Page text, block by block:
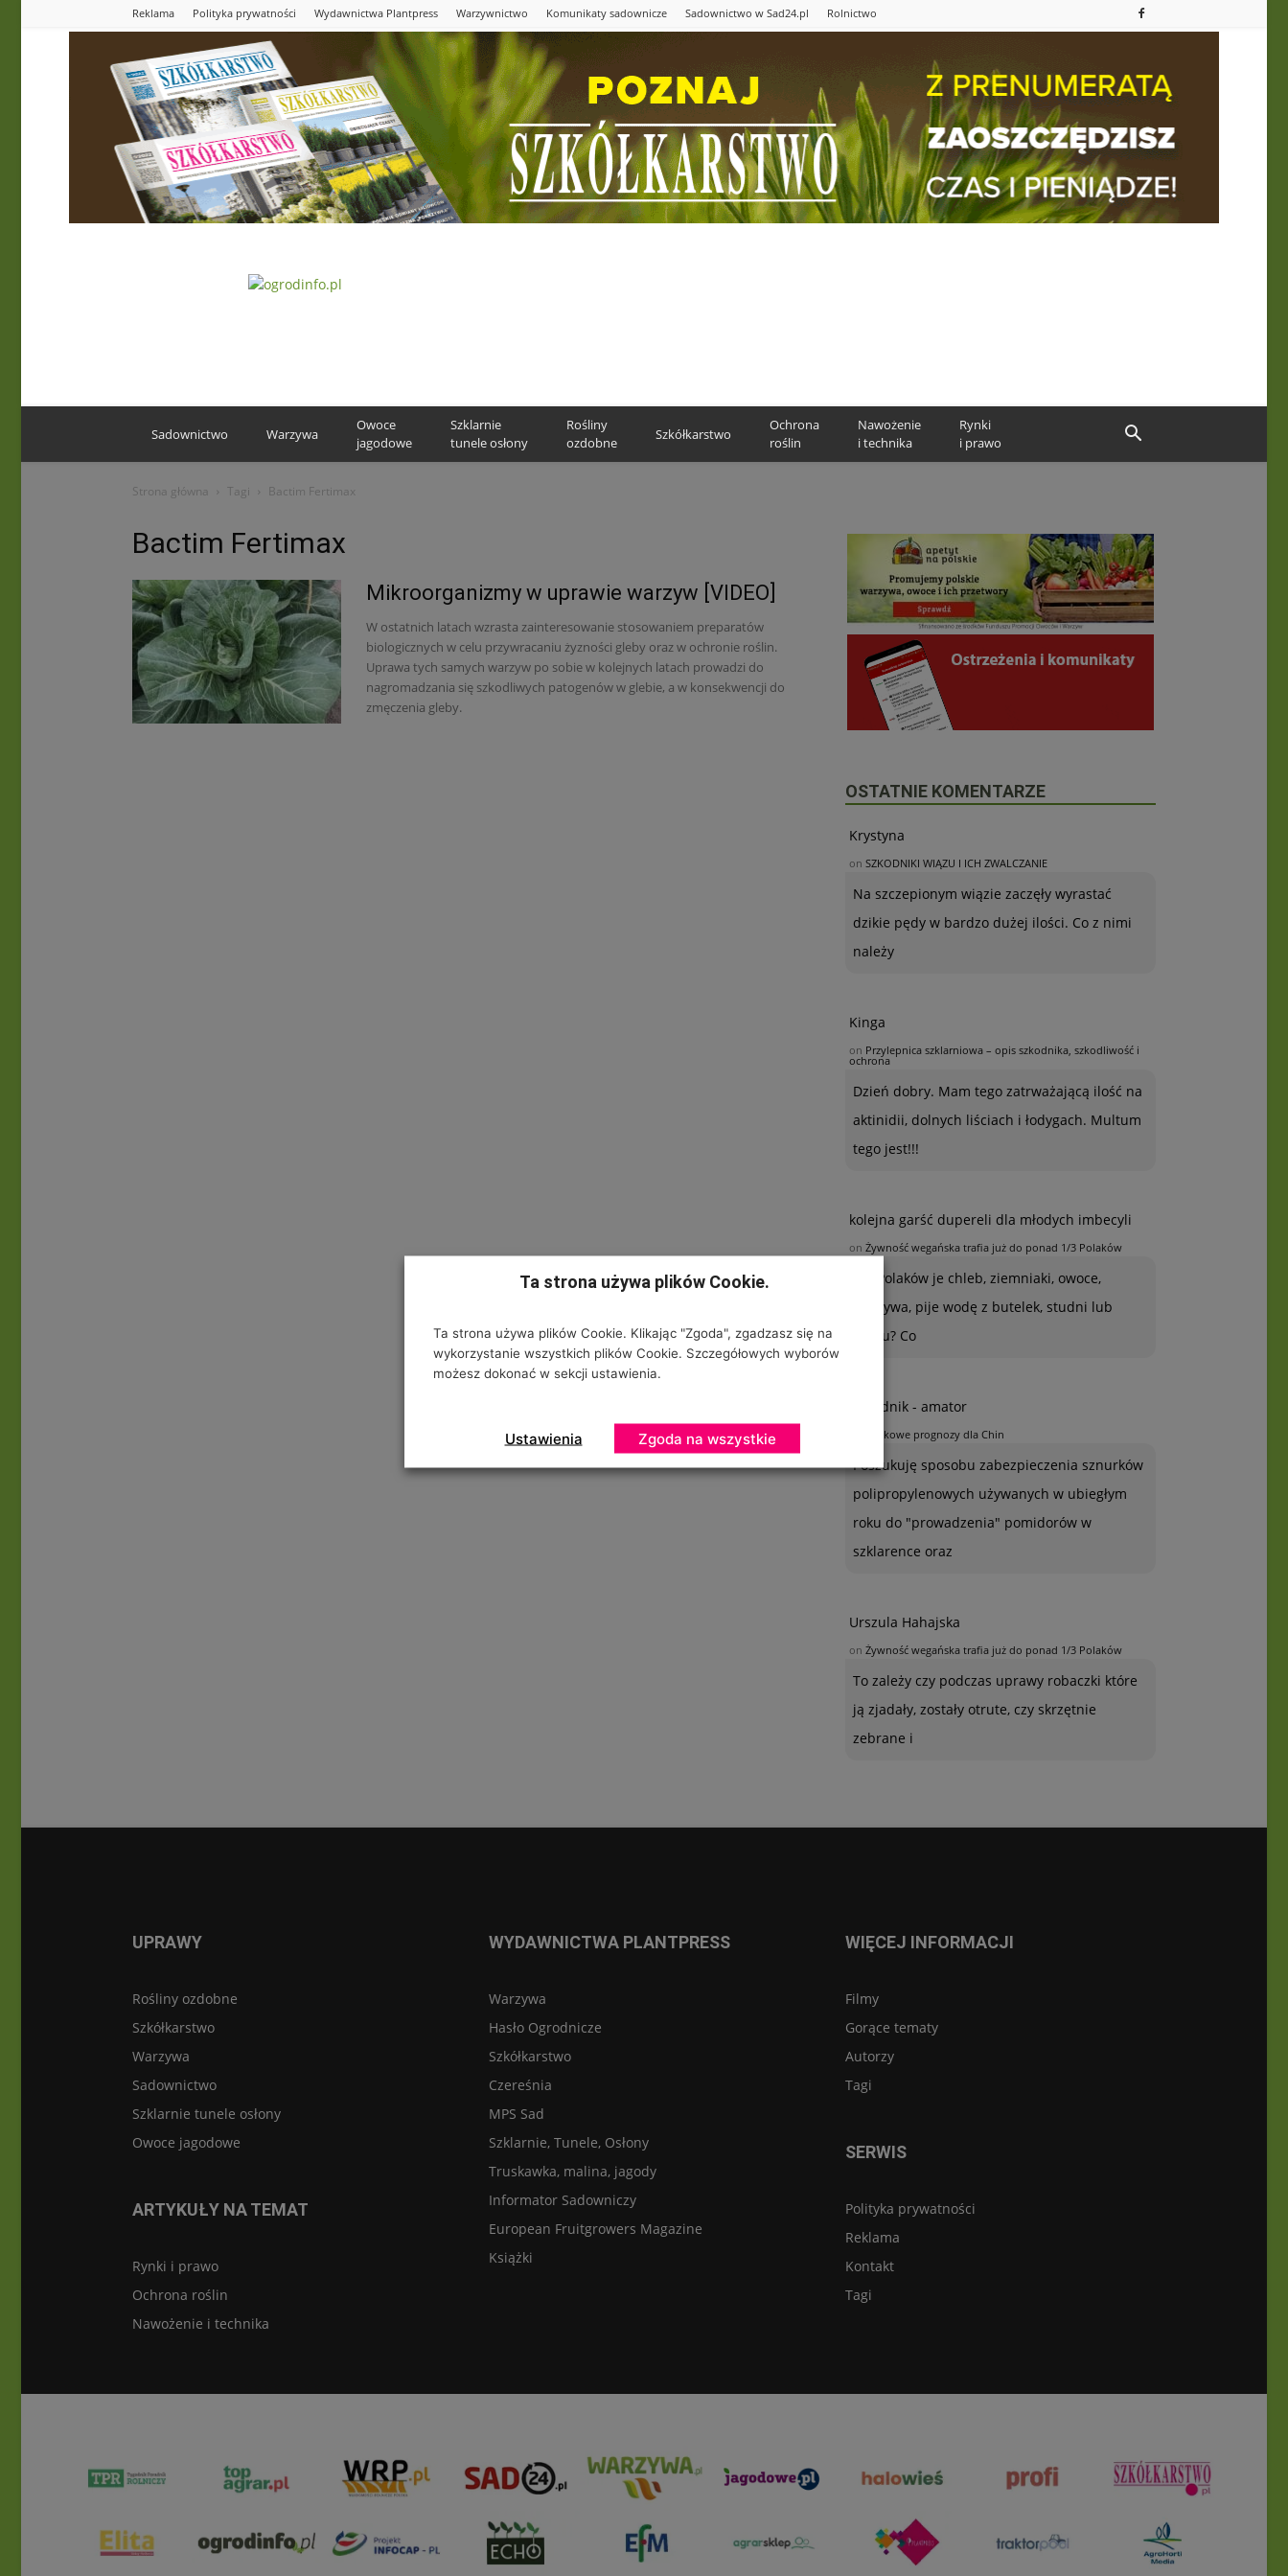
Reklama Polityka prywatności Wydawnictwa Plantpress Warzywnictwo Komunikaty sadownicze Sadownictwo w Sad24.pl Rolnictwo
Sadownictwo Warzywa
Owoce
jagodowe
Szklarnie
tunele osłony
Rośliny
ozdobne
Szkółkarstwo
Ochrona
roślin
Nawożenie
i technika
Rynki
i prawo
Strona główna Tagi Bactim Fertimax
Bactim Fertimax
Mikroorganizmy w uprawie warzyw [VIDEO]
W ostatnich latach wzrasta zainteresowanie stosowaniem preparatów
biologicznych w celu przywracaniu żyzności gleby oraz w ochronie roślin.
Uprawa tych samych warzyw po sobie w kolejnych latach prowadzi do
nagromadzania się szkodliwych patogenów w glebie, a w konsekwencji do
zmęczenia gleby.
OSTATNIE KOMENTARZE
Krystyna
on SZKODNIKI WIĄZU I ICH ZWALCZANIE
Na szczepionym wiązie zaczęły wyrastać
dzikie pędy w bardzo dużej ilości. Co z nimi
należy
Kinga
on Przylepnica szklarniowa – opis szkodnika, szkodliwość i
ochrona
Dzień dobry. Mam tego zatrważającą ilość na
aktinidii, dolnych liściach i łodygach. Multum
tego jest!!!
kolejna garść dupereli dla młodych imbecyli
on Żywność wegańska trafia już do ponad 1/3 Polaków
1/3 Polaków je chleb, ziemniaki, owoce,
warzywa, pije wodę z butelek, studni lub
kranu? Co
Ogrodnik - amator
Jabłkowe prognozy dla Chin
Poszukuję sposobu zabezpieczenia sznurków
polipropylenowych używanych w ubiegłym
roku do "prowadzenia" pomidorów w
szklarence oraz
Urszula Hahajska
on Żywność wegańska trafia już do ponad 1/3 Polaków
To zależy czy podczas uprawy robaczki które
ją zjadały, zostały otrute, czy skrzętnie
zebrane i
UPRAWY
Rośliny ozdobne
Szkółkarstwo
Warzywa
Sadownictwo
Szklarnie tunele osłony
Owoce jagodowe
ARTYKUŁY NA TEMAT
Rynki i prawo
Ochrona roślin
Nawożenie i technika
WYDAWNICTWA PLANTPRESS
Warzywa
Hasło Ogrodnicze
Szkółkarstwo
Czereśnia
MPS Sad
Szklarnie, Tunele, Osłony
Truskawka, malina, jagody
Informator Sadowniczy
European Fruitgrowers Magazine
Książki
WIĘCEJ INFORMACJI
Filmy
Gorące tematy
Autorzy
Tagi
SERWIS
Polityka prywatności
Reklama
Kontakt
Tagi
Ta strona używa plików Cookie.
Ta strona używa plików Cookie. Klikając "Zgoda", zgadzasz się na
wykorzystanie wszystkich plików Cookie. Szczegółowych wyborów
możesz dokonać w sekcji ustawienia.
Ustawienia Zgoda na wszystkie